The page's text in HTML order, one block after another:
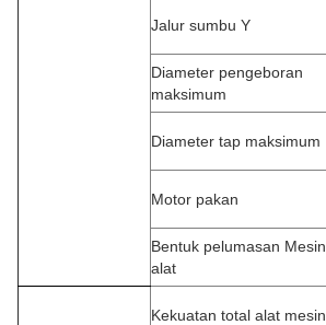
Jalur sumbu Y
Diameter pengeboran
maksimum
Diameter tap maksimum
Motor pakan
Bentuk pelumasan Mesin
alat
Kekuatan total alat mesin